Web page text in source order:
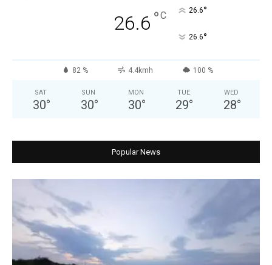
26.6 °C 26.6°
26.6°
82 % 4.4kmh 100 %
SAT
30°
SUN
30°
MON
30°
TUE
29°
WED
28°
Popular News